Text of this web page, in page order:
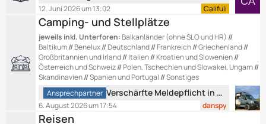
r
ä
g
e
e
B
e
i
t
r
ä
e
e
t
z
t
e
B
e
t
Califuli
12. Juni 2026 um 13:02
Camping- und Stellplätze
jeweils inkl. Unterforen: Balkanländer (ohne SLO und HR) //
Baltikum//Benelux//Deutschland//Frankreich//Griechenland//
Großbritannien und Irland//Italien//Kroatien und Slowenien//
Österreich und Schweiz//Polen, Tschechien und Slowakei, Ungarn//
Skandinavien//Spanien und Portugal //Sonstiges
e
t
Ansprechpartner Verschärfte Meldepflicht in Montenegro ?
danspy
6. August 2026 um 17:54
Reisen